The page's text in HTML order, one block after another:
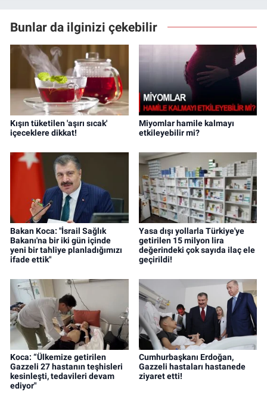
Bunlar da ilginizi çekebilir
Kışın tüketilen 'aşırı sıcak'
içeceklere dikkat!
Miyomlar hamile kalmayı
etkileyebilir mi?
Bakan Koca: "İsrail Sağlık
Bakanı'na bir iki gün içinde
yeni bir tahliye planladığımızı
ifade ettik"
Yasa dışı yollarla Türkiye'ye
getirilen 15 milyon lira
değerindeki çok sayıda ilaç ele
geçirildi!
Koca: “Ülkemize getirilen
Gazzeli 27 hastanın teşhisleri
kesinleşti, tedavileri devam
ediyor"
Cumhurbaşkanı Erdoğan,
Gazzeli hastaları hastanede
ziyaret etti!